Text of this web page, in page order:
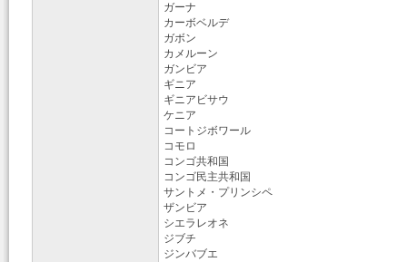
ガーナ
カーボベルデ
ガボン
カメルーン
ガンビア
ギニア
ギニアビサウ
ケニア
コートジボワール
コモロ
コンゴ共和国
コンゴ民主共和国
サントメ・プリンシペ
ザンビア
シエラレオネ
ジブチ
ジンバブエ